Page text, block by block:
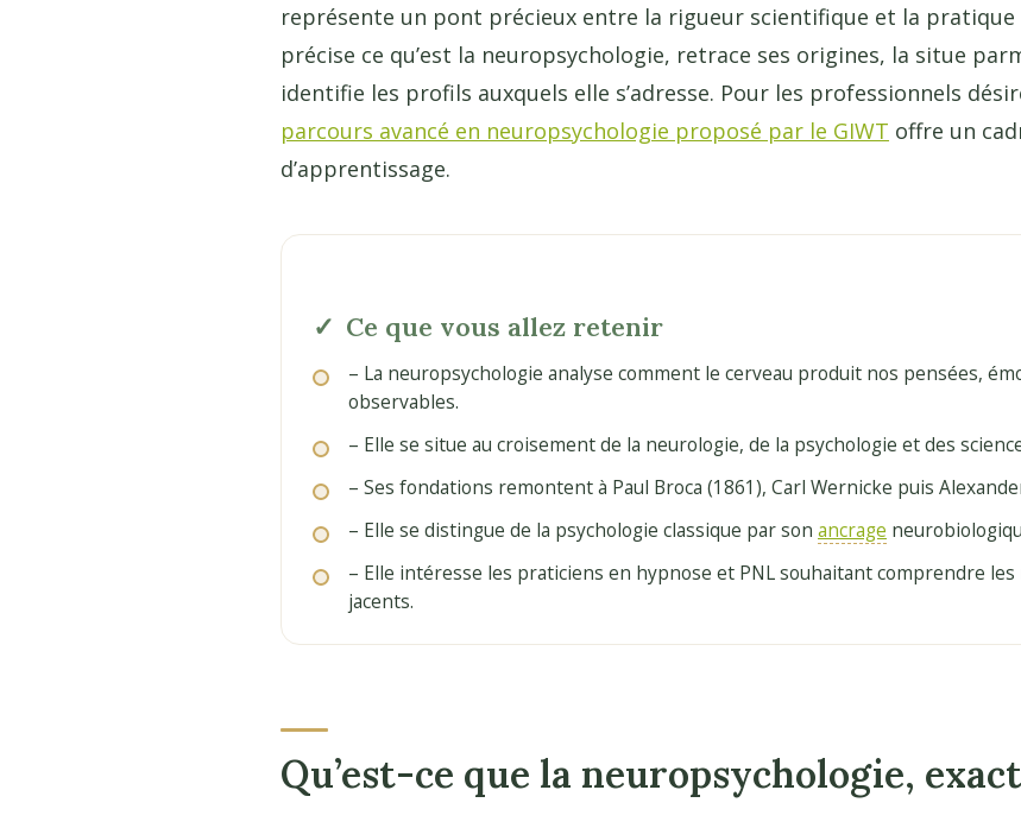
représente un pont précieux entre la rigueur scientifique et la
précise ce qu’est la neuropsychologie, retrace ses origines, la situe
identifie les profils auxquels elle s’adresse. Pour les professionnels
parcours avancé en neuropsychologie proposé par le GIWT offre un
d’apprentissage.
Ce que vous allez retenir
– La neuropsychologie analyse comment le cerveau produit nos pensées,
observables.
– Elle se situe au croisement de la neurologie, de la psychologie et des
– Ses fondations remontent à Paul Broca (1861), Carl Wernicke puis
– Elle se distingue de la psychologie classique par son ancrage
– Elle intéresse les praticiens en hypnose et PNL souhaitant comprendre
jacents.
Qu’est-ce que la neuropsychologie,